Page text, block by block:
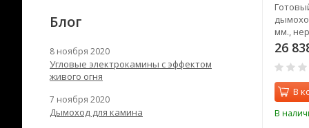
мм.,
крышу,
26
В
В
Блог
8 ноября 2020
Угловые электрокамины с эффектом
живого огня
7 ноября 2020
Дымоход для камина